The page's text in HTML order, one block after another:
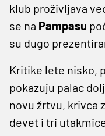
klub proživljava
se na Pampasu
su dugo
Kritike lete nisko,
pokazuju palac
novu žrtvu, krivca
devet i tri